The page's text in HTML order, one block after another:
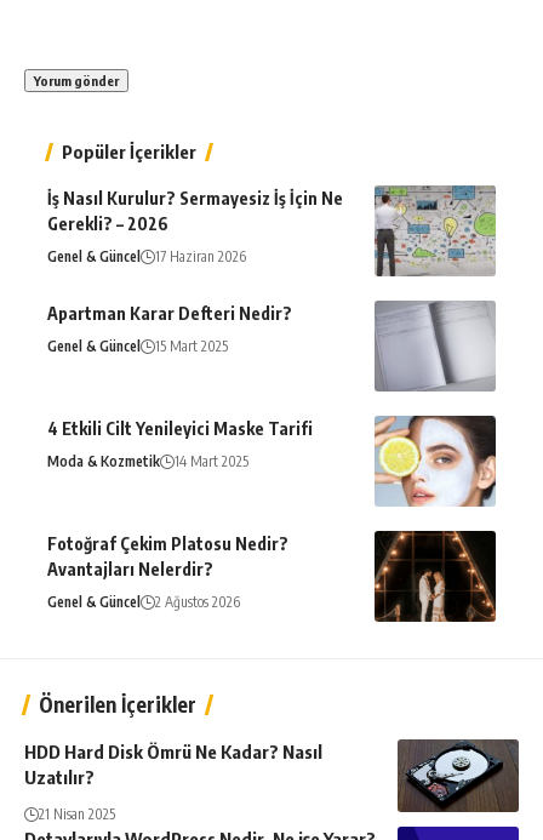
Popüler İçerikler
İş Nasıl Kurulur? Sermayesiz İş İçin Ne
Gerekli? – 2026
Genel & Güncel 17 Haziran 2026
Apartman Karar Defteri Nedir?
Genel & Güncel 15 Mart 2025
4 Etkili Cilt Yenileyici Maske Tarifi
Moda & Kozmetik 14 Mart 2025
Fotoğraf Çekim Platosu Nedir?
Avantajları Nelerdir?
Genel & Güncel 2 Ağustos 2026
Önerilen İçerikler
HDD Hard Disk Ömrü Ne Kadar? Nasıl
Uzatılır?
21 Nisan 2025